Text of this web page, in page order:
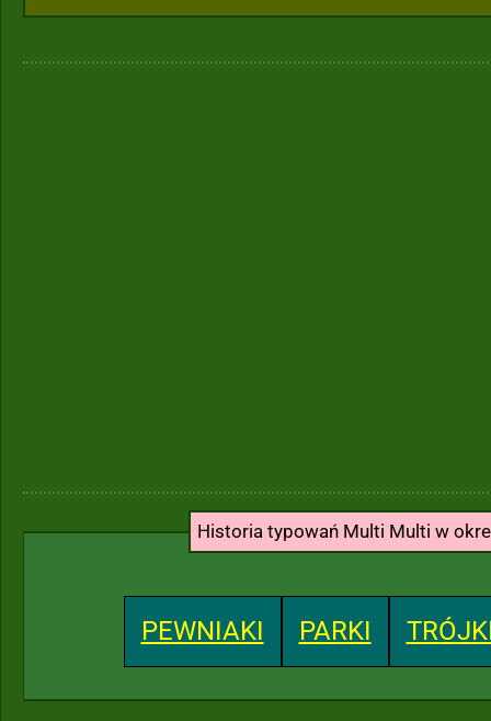
Historia typowań Multi Multi w
PEWNIAKI PARKI